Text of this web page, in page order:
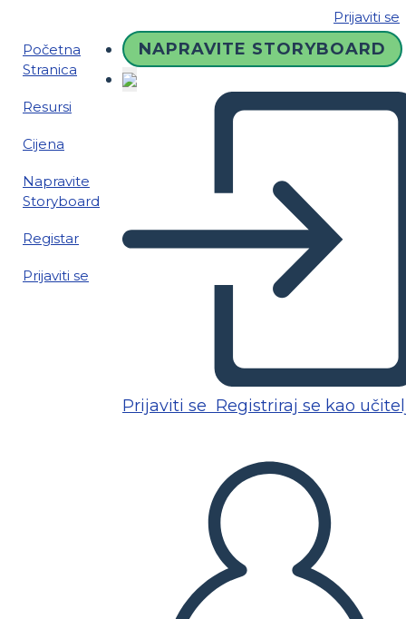
Prijaviti se
Početna
Stranica
Resursi
Cijena
Napravite
Storyboard
Registar
Prijaviti se
NAPRAVITE STORYBOARD
Prijaviti se Registriraj se kao